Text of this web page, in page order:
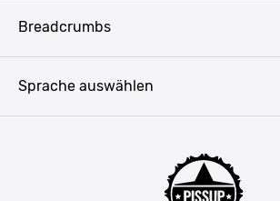
Presse
Mannschaftsfahrt Ideen
Bukarest
Breadcrumbs
Sprache auswählen